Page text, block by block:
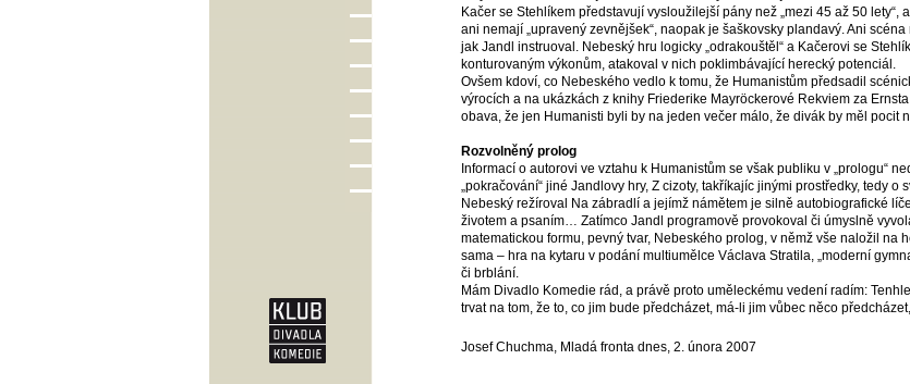
Kačer se Stehlíkem představují vysloužilejší pány než „mezi 45 až 50 lety“,
ani nemají „upravený zevnějšek“, naopak je šaškovsky plandavý. Ani
jak Jandl instruoval. Nebeský hru logicky „odrakouštěl“ a Kačerovi se
konturovaným výkonům, atakoval v nich poklimbávající herecký potenciál.
Ovšem kdoví, co Nebeského vedlo k tomu, že Humanistům předsadil
výrocích a na ukázkách z knihy Friederike Mayröckerové Rekviem za
obava, že jen Humanisti byli by na jeden večer málo, že divák by měl pocit
Rozvolněný prolog
Informací o autorovi ve vztahu k Humanistům se však publiku v „prologu“
„pokračování“ jiné Jandlovy hry, Z cizoty, takříkajíc jinými prostředky, tedy o
Nebeský režíroval Na zábradlí a jejímž námětem je silně autobiografické
životem a psaním… Zatímco Jandl programově provokoval či úmyslně
matematickou formu, pevný tvar, Nebeského prolog, v němž vše naložil na
sama – hra na kytaru v podání multiumělce Václava Stratila, „moderní
či brblání.
Mám Divadlo Komedie rád, a právě proto uměleckému vedení radím:
trvat na tom, že to, co jim bude předcházet, má-li jim vůbec něco
Josef Chuchma, Mladá fronta dnes, 2. února 2007